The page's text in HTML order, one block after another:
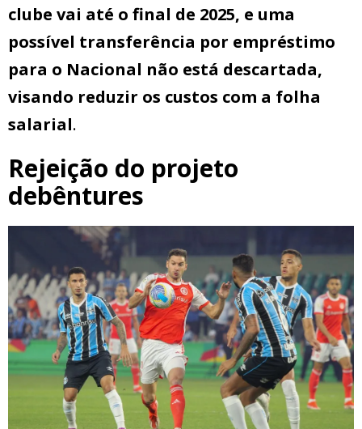
clube vai até o final de 2025, e uma
possível transferência por empréstimo
para o Nacional não está descartada,
visando reduzir os custos com a folha
salarial.
Rejeição do projeto
debêntures